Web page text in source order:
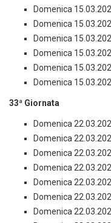
Domenica
Domenica
Domenica
Domenica
Domenica
Domenica
33ª Giornata
Domenica
Domenica
Domenica
Domenica
Domenica
Domenica
Domenica